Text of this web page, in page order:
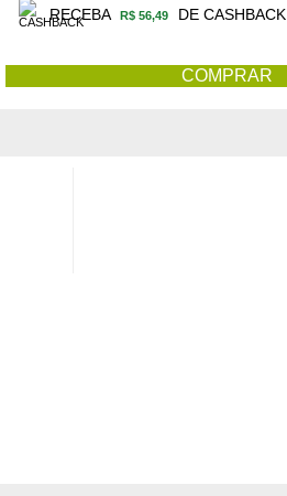
RECEBA R$ 56,49 DE CASHBACK